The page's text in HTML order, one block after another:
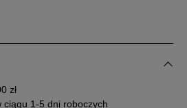
zł
ciągu 1-5 dni roboczych